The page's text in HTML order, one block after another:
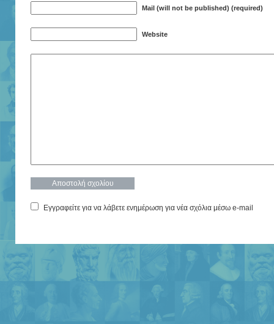
Mail (will not be published) (required)
Website
Εγγραφείτε για να λάβετε ενημέρωση για νέα σχόλια μέσω e-mail